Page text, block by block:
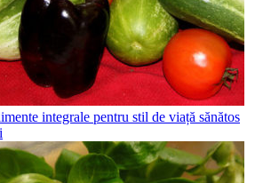
integrale pentru stil de viață sănătos